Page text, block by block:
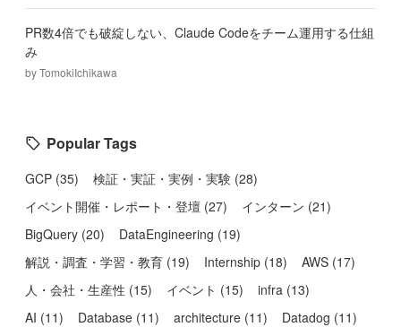
PR数4倍でも破綻しない、Claude Codeをチーム運用する仕組
み
byTomokiIchikawa
Popular Tags
GCP (35) 検証・実証・実例・実験 (28)
イベント開催・レポート・登壇 (27) インターン (21)
BigQuery (20) DataEngineering (19)
解説・調査・学習・教育 (19) Internship (18) AWS (17)
人・会社・生産性 (15) イベント (15) infra (13)
AI (11) Database (11) architecture (11) Datadog (11)